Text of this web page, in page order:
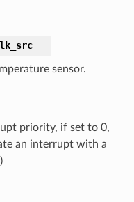
sensor.
priority, if set to 0,
an interrupt with a